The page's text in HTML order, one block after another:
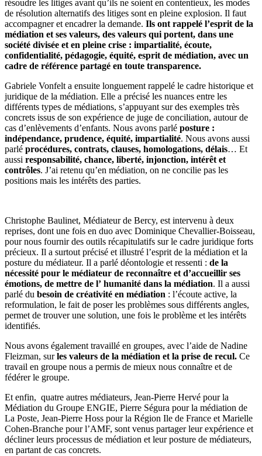
résoudre les litiges avant qu’ils ne soient en contentieux, les modes
de résolution alternatifs des litiges sont en pleine explosion. Il faut
accompagner et encadrer la demande. Ils ont rappelé l’esprit de la
médiation et ses valeurs, des valeurs qui portent, dans une
société divisée et en pleine crise : impartialité, écoute,
confidentialité, pédagogie, équité, esprit de médiation, avec un
cadre de référence partagé en toute transparence.
Gabriele Vonfelt a ensuite longuement rappelé le cadre historique et
juridique de la médiation. Elle a précisé les nuances entre les
différents types de médiations, s’appuyant sur des exemples très
concrets issus de son expérience de juge de conciliation, autour de
cas d’enlèvements d’enfants. Nous avons parlé posture :
indépendance, prudence, équité, impartialité. Nous avons aussi
parlé procédures, contrats, clauses, homologations, délais… Et
aussi responsabilité, chance, liberté, injonction, intérêt et
contrôles. J’ai retenu qu’en médiation, on ne concilie pas les
positions mais les intérêts des parties.
Christophe Baulinet, Médiateur de Bercy, est intervenu à deux
reprises, dont une fois en duo avec Dominique Chevallier-Boisseau,
pour nous fournir des outils récapitulatifs sur le cadre juridique forts
précieux. Il a surtout précisé et illustré l’esprit de la médiation et la
posture du médiateur. Il a parlé déontologie et ressenti : de la
nécessité pour le médiateur de reconnaître et d’accueillir ses
émotions, de mettre de l’ humanité dans la médiation. Il a aussi
parlé du besoin de créativité en médiation : l’écoute active, la
reformulation, le fait de poser les problèmes sous différents angles,
permet de trouver une solution, une fois le problème et les intérêts
identifiés.
Nous avons également travaillé en groupes, avec l’aide de Nadine
Fleizman, surles valeurs de la médiation et la prise de recul. Ce
travail en groupe nous a permis de mieux nous connaître et de
fédérer le groupe.
Et enfin, quatre autres médiateurs, Jean-Pierre Hervé pour la
Médiation du Groupe ENGIE, Pierre Ségura pour la médiation de
La Poste, Jean-Pierre Hoss pour la Région Ile de France et Marielle
Cohen-Branche pour l’AMF, sont venus partager leur expérience et
décliner leurs processus de médiation et leur posture de médiateurs,
en partant de cas concrets.